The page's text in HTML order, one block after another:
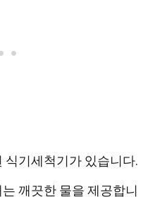
식기세척기가 있습니다.
깨끗한 물을 제공합니